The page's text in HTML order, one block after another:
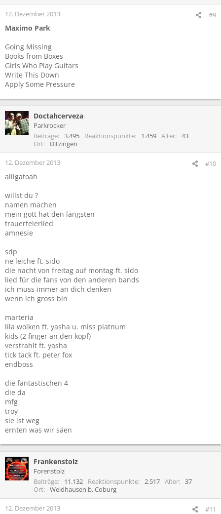
12. Dezember 2013 #9
Maximo Park
Going Missing
Books from Boxes
Girls Who Play Guitars
Write This Down
Apply Some Pressure
Doctahcerveza
Parkrocker
Beiträge
3.495 Reaktionspunkte 1.459 Alter
43
Ort
Ditzingen
12. Dezember 2013 #10
alligatoah
willst du ?
namen machen
mein gott hat den längsten
trauerfeierlied
amnesie
sdp
ne leiche ft. sido
die nacht von freitag auf montag ft. sido
lied für die fans von den anderen bands
ich muss immer an dich denken
wenn ich gross bin
marteria
lila wolken ft. yasha u. miss platnum
kids (2 finger an den kopf)
verstrahlt ft. yasha
tick tack ft. peter fox
endboss
die fantastischen 4
die da
mfg
troy
sie ist weg
ernten was wir säen
Frankenstolz
Forenstolz
Beiträge
11.132 Reaktionspunkte 2.517 Alter
37
Ort
Weidhausen b. Coburg
12. Dezember 2013 #11